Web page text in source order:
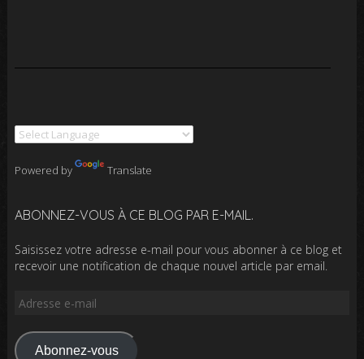
Powered by Translate
ABONNEZ-VOUS À CE BLOG PAR E-MAIL.
Saisissez votre adresse e-mail pour vous abonner à ce blog et
recevoir une notification de chaque nouvel article par email.
Adresse
mail
Abonnez-vous